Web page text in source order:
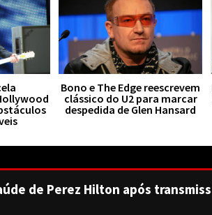
Bono e The Edge reescrevem
clássico do U2 para marcar
despedida de Glen Hansard
de Perez Hilton após